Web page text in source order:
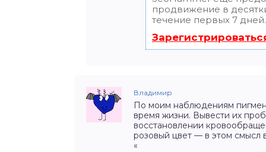
продвижение в
течение первых 7 дней.
Владимир
По моим наблюдениям
время жизни. Вывести их
восстановлении
розовый цвет — в этом смысл
«